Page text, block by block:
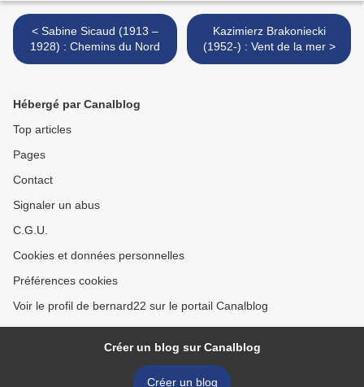
< Sabine Sicaud (1913 –
1928) : Chemins du Nord
Kazimierz Brakoniecki
(1952-) : Vent de la mer >
Hébergé par Canalblog
Top articles
Pages
Contact
Signaler un abus
C.G.U.
Cookies et données personnelles
Préférences cookies
Voir le profil de bernard22 sur le portail Canalblog
Créer un blog sur Canalblog
Créer un blog